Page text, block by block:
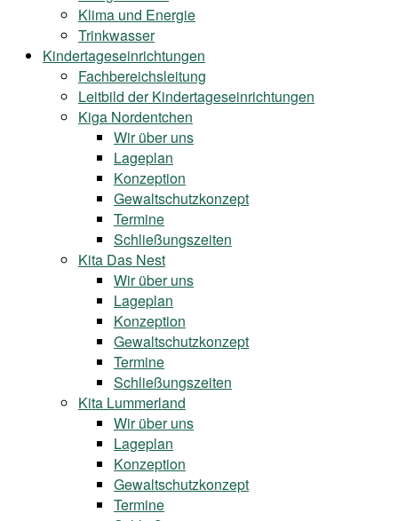
Klima und Energie
Trinkwasser
Kindertageseinrichtungen
Fachbereichsleitung
Leitbild der Kindertageseinrichtungen
Kiga Nordentchen
Wir über uns
Lageplan
Konzeption
Gewaltschutzkonzept
Termine
Schließungszeiten
Kita Das Nest
Wir über uns
Lageplan
Konzeption
Gewaltschutzkonzept
Termine
Schließungszeiten
Kita Lummerland
Wir über uns
Lageplan
Konzeption
Gewaltschutzkonzept
Termine